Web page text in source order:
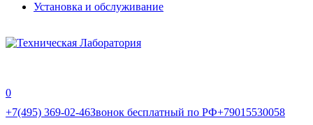
Установка и обслуживание
0
+7(495) 369-02-46Звонок бесплатный по РФ+79015530058